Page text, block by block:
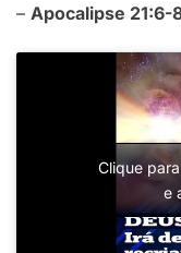
– Apocalipse 21:6-
Clique
e